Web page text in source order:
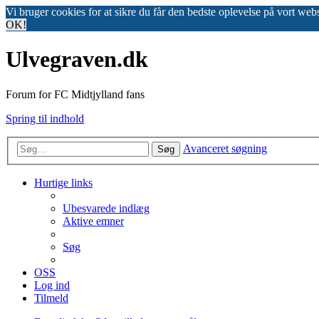
Vi bruger cookies for at sikre du får den bedste oplevelse på vort
OK!
Ulvegraven.dk
Forum for FC Midtjylland fans
Spring til indhold
Søg Avanceret søgning
Hurtige links
Ubesvarede indlæg
Aktive emner
Søg
OSS
Log ind
Tilmeld